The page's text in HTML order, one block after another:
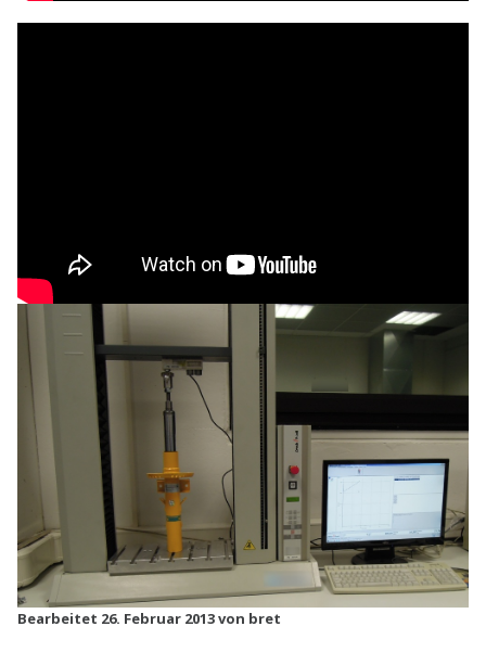
Bearbeitet 26. Februar 2013von bret